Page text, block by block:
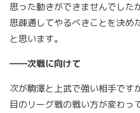
思った動きができませんでした
思疎通してやるべきことを決め
と思います。
――次戦に向けて
次が駒澤と上武で強い相手です
目のリーグ戦の戦い方が変わっ